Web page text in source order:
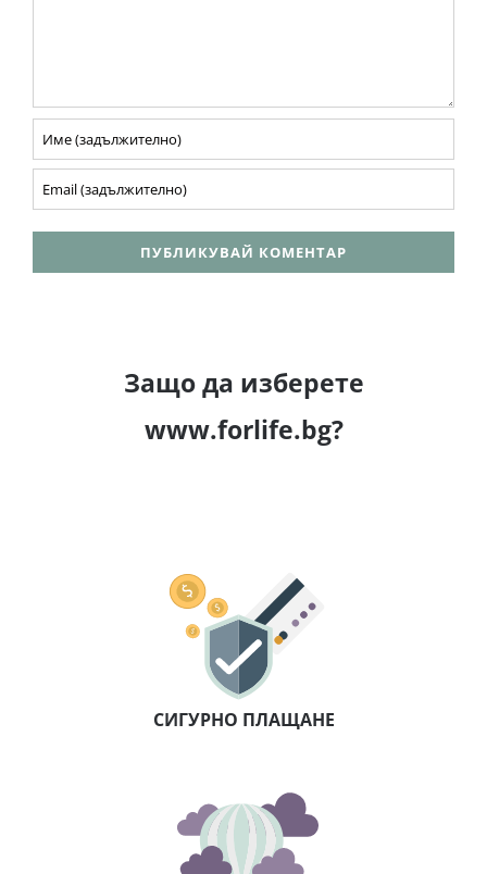
Защо да изберете
www.forlife.bg?
СИГУРНО ПЛАЩАНЕ